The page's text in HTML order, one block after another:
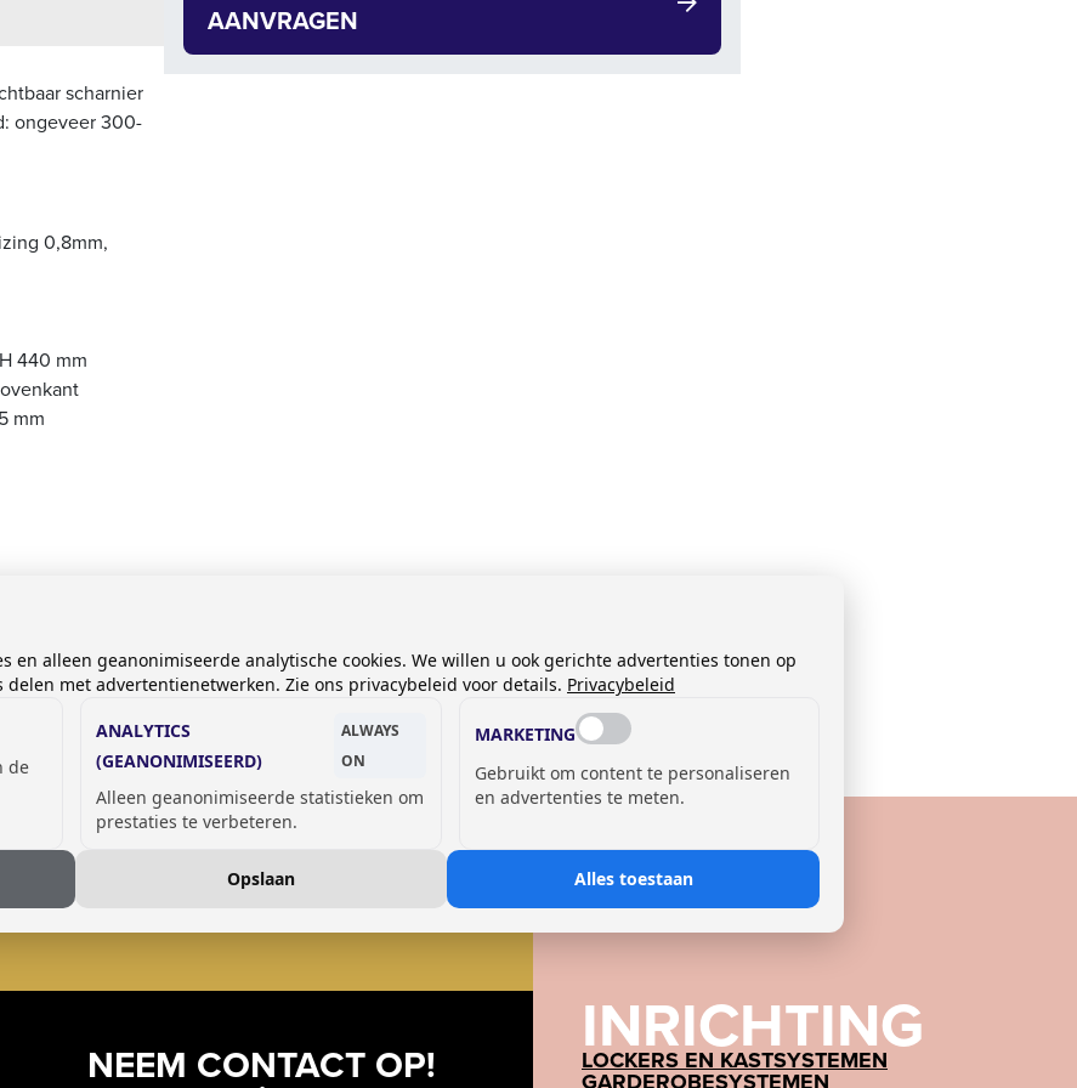
scharnier
ongeveer 300-
0,8mm,
440 mm
mm
AANVRAGEN
GSM OPLAADLOCKERS
NEEM CONTACT OP! INRICHTING
LOCKERS EN KASTSYSTEMEN
en alleen geanonimiseerde analytische cookies. We willen u ook gerichte advertenties tonen op
delen met advertentienetwerken. Zie ons privacybeleid voor details. Privacybeleid
de
ANALYTICS
(GEANONIMISEERD)
ALWAYS
ON
Alleen geanonimiseerde statistieken om
prestaties te verbeteren.
MARKETING
Gebruikt om content te personaliseren
en advertenties te meten.
Opslaan Alles toestaan